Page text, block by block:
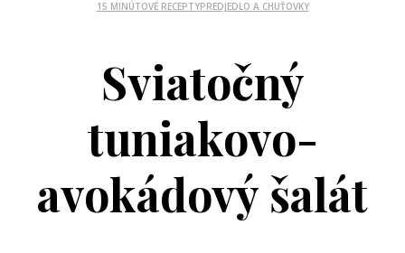
15 MINÚTOVÉ RECEPTYPREDJEDLO A CHUŤOVKY
Sviatočný
tuniakovo-
avokádový šalát